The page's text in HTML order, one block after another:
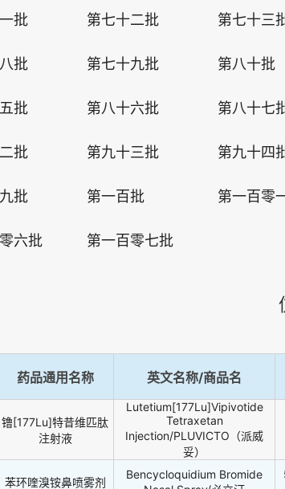
批 第七十二批 第七十三
批 第七十九批 第八十批
批 第八十六批 第八十七
批 第九十三批 第九十四
批 第一百批 第一百零
六批 第一百零七批
药品通用名称 英文名称/商品名
镥[177Lu]特昔维匹肽
注射液
Lutetium[177Lu]Vipivotide
Tetraxetan
Injection/PLUVICTO（派威
妥）
苯环喹溴铵鼻喷雾剂
Bencycloquidium Bromide